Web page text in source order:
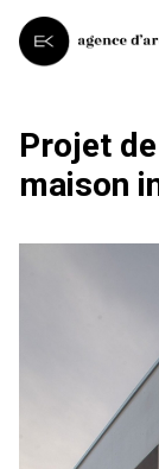
Projet
maison